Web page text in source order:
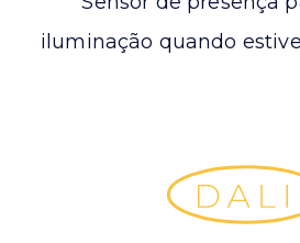
iluminação quando